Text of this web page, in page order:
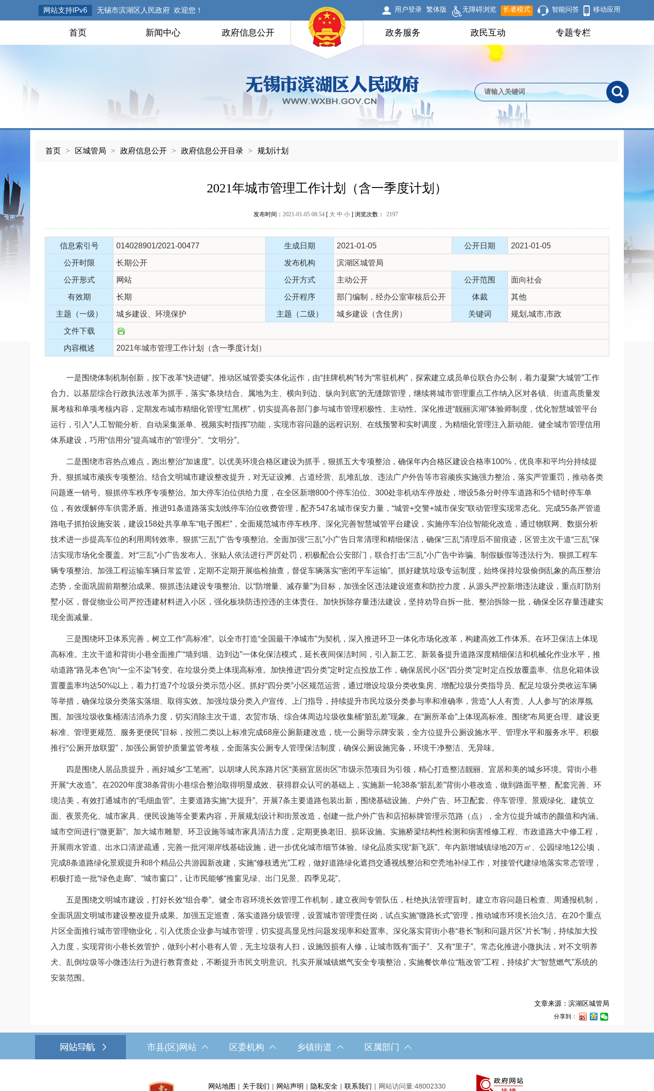
网站支持IPv6 无锡市滨湖区人民政府 欢迎您！ 用户登录 繁体版 无障碍浏览 长者模式 智能问答 移动应用
首页 新闻中心 政府信息公开 政务服务 政民互动 专题专栏
首页 > 区城管局 > 政府信息公开 > 政府信息公开目录 > 规划计划
2021年城市管理工作计划（含一季度计划）
发布时间： 2021-01-05 08:54 [ 大 中 小 ] 浏览次数： 2197
信息索引号 014028901/2021-00477 生成日期 2021-01-05 公开日期 2021-01-05
公开时限 长期公开 发布机构 滨湖区城管局
公开形式 网站 公开方式 主动公开 公开范围 面向社会
有效期 长期 公开程序 部门编制，经办公室审核后公开 体裁 其他
主题（一级） 城乡建设、环境保护 主题（二级） 城乡建设（含住房） 关键词 规划,城市,市政
文件下载
内容概述 2021年城市管理工作计划（含一季度计划）
一是围绕体制机制创新，按下改革“快进键”。推动区城管委实体化运作，由“挂牌机构”转为“常驻机构”，探索建立成员单位联合办公制，着力凝聚“大城管”工作
合力。以基层综合行政执法改革为抓手，落实“条块结合、属地为主、横向到边、纵向到底”的无缝隙管理，继续将城市管理重点工作纳入区对各镇、街道高质量发
展考核和单项考核内容，定期发布城市精细化管理“红黑榜”，切实提高各部门参与城市管理积极性、主动性。深化推进“靓丽滨湖”体验师制度，优化智慧城管平台
运行，引入“人工智能分析、自动采集派单、视频实时指挥”功能，实现市容问题的远程识别、在线预警和实时调度，为精细化管理注入新动能。健全城市管理信用
体系建设，巧用“信用分”提高城市的“管理分”、“文明分”。
二是围绕市容热点难点，跑出整治“加速度”。以优美环境合格区建设为抓手，狠抓五大专项整治，确保年内合格区建设合格率100%，优良率和平均分持续提
升。狠抓城市顽疾专项整治。结合文明城市建设整改提升，对无证设摊、占道经营、乱堆乱放、违法广户外告等市容顽疾实施强力整治，落实严管重罚，推动各类
问题逐一销号。狠抓停车秩序专项整治。加大停车泊位供给力度，在全区新增800个停车泊位、300处非机动车停放处，增设5条分时停车道路和5个错时停车单
位，有效缓解停车供需矛盾。推进91条道路落实划线停车泊位收费管理，配齐547名城市保安力量，“城管+交警+城市保安”联动管理实现常态化。完成55条严管道
路电子抓拍设施安装，建设158处共享单车“电子围栏”，全面规范城市停车秩序。深化完善智慧城管平台建设，实施停车泊位智能化改造，通过物联网、数据分析
技术进一步提高车位的利用周转效率。狠抓“三乱”广告专项整治。全面加强“三乱”小广告日常清理和精细保洁，确保“三乱”清理后不留痕迹，区管主次干道“三乱”保
洁实现市场化全覆盖。对“三乱”小广告发布人、张贴人依法进行严厉处罚，积极配合公安部门，联合打击“三乱”小广告中诈骗、制假贩假等违法行为。狠抓工程车
辆专项整治。加强工程运输车辆日常监管，定期不定期开展临检抽查，督促车辆落实“密闭平车运输”。抓好建筑垃圾专运制度，始终保持垃圾偷倒乱象的高压整治
态势，全面巩固前期整治成果。狠抓违法建设专项整治。以“防增量、减存量”为目标，加强全区违法建设巡查和防控力度，从源头严控新增违法建设，重点盯防别
墅小区，督促物业公司严控违建材料进入小区，强化板块防违控违的主体责任。加快拆除存量违法建设，坚持劝导自拆一批、整治拆除一批，确保全区存量违建实
现全面减量。
三是围绕环卫体系完善，树立工作“高标准”。以全市打造“全国最干净城市”为契机，深入推进环卫一体化市场化改革，构建高效工作体系。在环卫保洁上体现
高标准。主次干道和背街小巷全面推广“墙到墙、边到边”一体化保洁模式，延长夜间保洁时间，引入新工艺、新装备提升道路深度精细保洁和机械化作业水平，推
动道路“路见本色”向“一尘不染”转变。在垃圾分类上体现高标准。加快推进“四分类”定时定点投放工作，确保居民小区“四分类”定时定点投放覆盖率、信息化箱体设
置覆盖率均达50%以上，着力打造7个垃圾分类示范小区。抓好“四分类”小区规范运营，通过增设垃圾分类收集房、增配垃圾分类指导员、配足垃圾分类收运车辆
等举措，确保垃圾分类落实落细、取得实效。加强垃圾分类入户宣传、上门指导，持续提升市民垃圾分类参与率和准确率，营造“人人有责、人人参与”的浓厚氛
围。加强垃圾收集桶清洁消杀力度，切实消除主次干道、农贸市场、综合体周边垃圾收集桶“脏乱差”现象。在“厕所革命”上体现高标准。围绕“布局更合理、建设更
标准、管理更规范、服务更便民”目标，按照二类以上标准完成68座公厕新建改造，统一公厕导示牌安装，全方位提升公厕设施水平、管理水平和服务水平。积极
推行“公厕开放联盟”，加强公厕管护质量监管考核，全面落实公厕专人管理保洁制度，确保公厕设施完备，环境干净整洁、无异味。
四是围绕人居品质提升，画好城乡“工笔画”。以胡埭人民东路片区“美丽宜居街区”市级示范项目为引领，精心打造整洁靓丽、宜居和美的城乡环境。背街小巷
开展“大改造”。在2020年度38条背街小巷综合整治取得明显成效、获得群众认可的基础上，实施新一轮38条“脏乱差”背街小巷改造，做到路面平整、配套完善、环
境洁美，有效打通城市的“毛细血管”。主要道路实施“大提升”。开展7条主要道路包装出新，围绕基础设施、户外广告、环卫配套、停车管理、景观绿化、建筑立
面、夜景亮化、城市家具、便民设施等全要素内容，开展规划设计和街景改造，创建一批户外广告和店招标牌管理示范路（点），全方位提升城市的颜值和内涵。
城市空间进行“微更新”。加大城市雕塑、环卫设施等城市家具清洁力度，定期更换老旧、损坏设施。实施桥梁结构性检测和病害维修工程、市政道路大中修工程，
开展雨水管道、出水口清淤疏通，完善一批河湖岸线基础设施，进一步优化城市细节体验。绿化品质实现“新飞跃”。年内新增城镇绿地20万㎡、公园绿地12公顷，
完成8条道路绿化景观提升和8个精品公共游园新改建，实施“修枝透光”工程，做好道路绿化遮挡交通视线整治和空秃地补绿工作，对接管代建绿地落实常态管理，
积极打造一批“绿色走廊”、“城市窗口”，让市民能够“推窗见绿、出门见景、四季见花”。
五是围绕文明城市建设，打好长效“组合拳”。健全市容环境长效管理工作机制，建立夜间专管队伍，杜绝执法管理盲时。建立市容问题日检查、周通报机制，
全面巩固文明城市建设整改提升成果。加强五定巡查，落实道路分级管理，设置城市管理责任岗，试点实施“微路长式”管理，推动城市环境长治久洁。在20个重点
片区全面推行城市管理物业化，引入优质企业参与城市管理，切实提高显见性问题发现率和处置率。深化落实背街小巷“巷长”制和问题片区“片长”制，持续加大投
入力度，实现背街小巷长效管护，做到小村小巷有人管，无主垃圾有人扫，设施毁损有人修，让城市既有“面子”、又有“里子”。常态化推进小微执法，对不文明养
犬、乱倒垃圾等小微违法行为进行教育查处，不断提升市民文明意识。扎实开展城镇燃气安全专项整治，实施餐饮单位“瓶改管”工程，持续扩大“智慧燃气”系统的
安装范围。
文章来源：滨湖区城管局
分享到：
市县(区)网站 区委机构 乡镇街道 区属部门
网站地图 | 关于我们 | 网站声明 | 隐私安全 | 联系我们 | 网站访问量:48002330